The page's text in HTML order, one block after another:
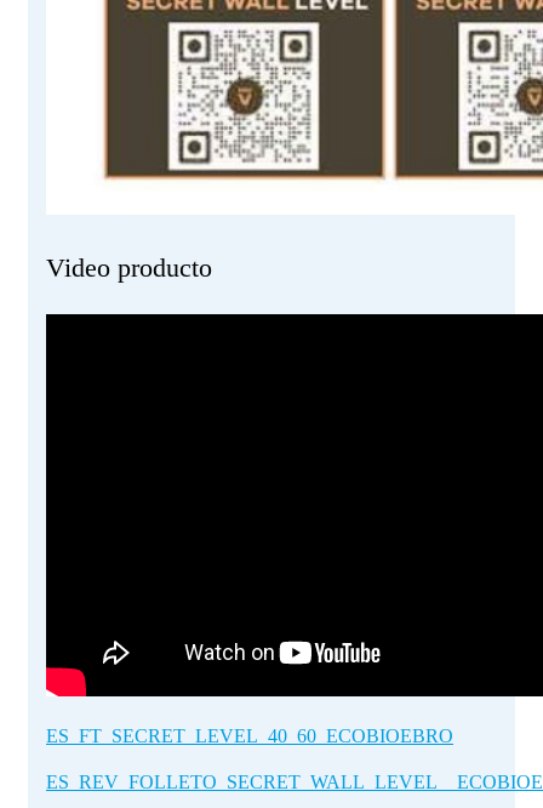
Video producto
ES_FT_SECRET_LEVEL_40_60_ECOBIOEBRO